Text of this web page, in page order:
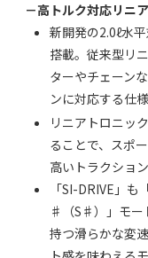
－高トルク対応リニ
新開発の2.0ℓ水
搭載。従来型リ
ターやチェーン
ンに対応する仕
リニアトロニッ
ることで、スポ
高いトラクショ
「SI-DRIVE」
♯（S♯）」モー
持つ滑らかな変